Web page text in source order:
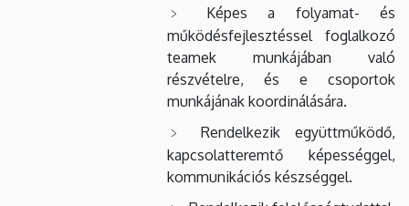
Képes a folyamat- és
működésfejlesztéssel foglalkozó
teamek munkájában való
részvételre, és e csoportok
munkájának koordinálására.
Rendelkezik együttműködő,
kapcsolatteremtő képességgel,
kommunikációs készséggel.